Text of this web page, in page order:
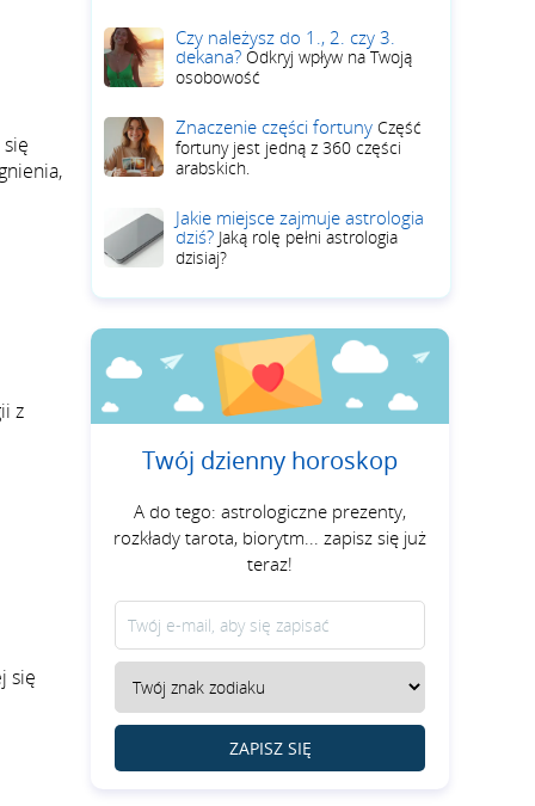
z
się
Czy należysz do 1., 2. czy 3.
dekana? Odkryj wpływ na Twoją
osobowość
Znaczenie części fortuny Część
fortuny jest jedną z 360 części
arabskich.
Jakie miejsce zajmuje astrologia
dziś? Jaką rolę pełni astrologia
dzisiaj?
Twój dzienny horoskop
A do tego: astrologiczne prezenty,
rozkłady tarota, biorytm... zapisz się już
teraz!
ZAPISZ SIĘ